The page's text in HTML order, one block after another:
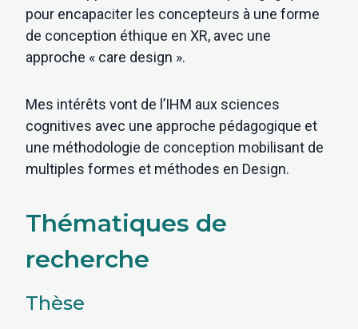
pour encapaciter les concepteurs à une forme
de conception éthique en XR, avec une
approche « care design ».
Mes intérêts vont de l’IHM aux sciences
cognitives avec une approche pédagogique et
une méthodologie de conception mobilisant de
multiples formes et méthodes en Design.
Thématiques de
recherche
Thèse